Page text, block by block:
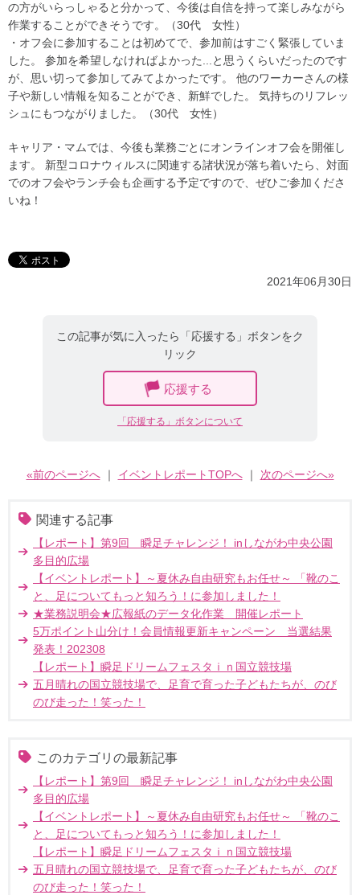
の方がいらっしゃると分かって、今後は自信を持って楽しみながら
作業することができそうです。（30代 女性）
・オフ会に参加することは初めてで、参加前はすごく緊張していま
した。 参加を希望しなければよかった...と思うくらいだったのです
が、思い切って参加してみてよかったです。 他のワーカーさんの様
子や新しい情報を知ることができ、新鮮でした。 気持ちのリフレッ
シュにもつながりました。（30代 女性）
キャリア・マムでは、今後も業務ごとにオンラインオフ会を開催し
ます。 新型コロナウィルスに関連する諸状況が落ち着いたら、対面
でのオフ会やランチ会も企画する予定ですので、ぜひご参加くださ
いね！
2021年06月30日
この記事が気に入ったら「応援する」ボタンをク
リック
応援する
「応援する」ボタンについて
«前のページへ｜ イベントレポートTOPへ｜ 次のページへ»
関連する記事
【レポート】第9回 瞬足チャレンジ！ inしながわ中央公園
多目的広場
【イベントレポート】～夏休み自由研究もお任せ～ 「靴のこ
と、足についてもっと知ろう！に参加しました！
★業務説明会★広報紙のデータ化作業 開催レポート
5万ポイント山分け！会員情報更新キャンペーン 当選結果
発表！202308
【レポート】瞬足ドリームフェスタｉｎ国立競技場
五月晴れの国立競技場で、足育で育った子どもたちが、のび
のび走った！笑った！
このカテゴリの最新記事
【レポート】第9回 瞬足チャレンジ！ inしながわ中央公園
多目的広場
【イベントレポート】～夏休み自由研究もお任せ～ 「靴のこ
と、足についてもっと知ろう！に参加しました！
【レポート】瞬足ドリームフェスタｉｎ国立競技場
五月晴れの国立競技場で、足育で育った子どもたちが、のび
のび走った！笑った！